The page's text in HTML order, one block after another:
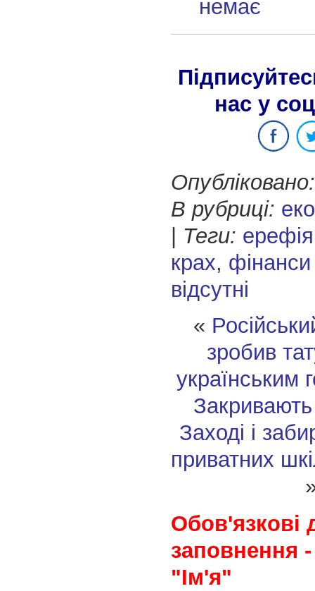
немає
нас у
Опубліковано:
В рубриці:
Теги: ерефія
крах, фінанси
відсутні
«
зробив
українським
Заході і
приватних
Обов'язкові
заповнення
"Ім'я"